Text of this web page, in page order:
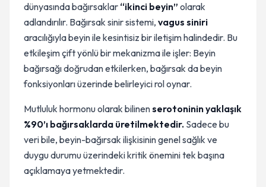
dünyasında bağırsaklar “ikinci beyin” olarak
adlandırılır. Bağırsak sinir sistemi, vagus siniri
aracılığıyla beyin ile kesintisiz bir iletişim halindedir. Bu
etkileşim çift yönlü bir mekanizma ile işler: Beyin
bağırsağı doğrudan etkilerken, bağırsak da beyin
fonksiyonları üzerinde belirleyici rol oynar.
Mutluluk hormonu olarak bilinenserotoninin yaklaşık
%90’ı bağırsaklarda üretilmektedir. Sadece bu
veri bile, beyin-bağırsak ilişkisinin genel sağlık ve
duygu durumu üzerindeki kritik önemini tek başına
açıklamaya yetmektedir.